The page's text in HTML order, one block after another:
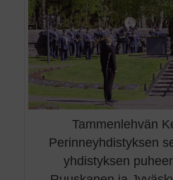
Tammenlehvän
Perinneyhdistyksen
yhdistyksen